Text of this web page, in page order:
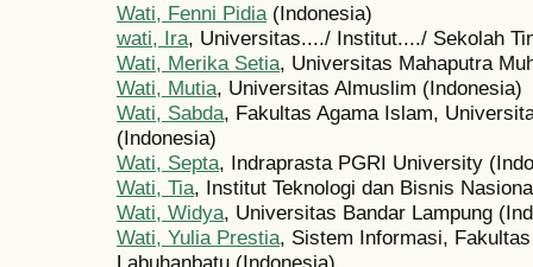
Wati, Fenni Pidia(Indonesia)
wati, Ira, Universitas..../ Institut..../ Sekolah
Wati, Merika Setia, Universitas Mahaputra
Wati, Mutia, Universitas Almuslim (Indonesia)
Wati, Sabda, Fakultas Agama Islam,
(Indonesia)
Wati, Septa, Indraprasta PGRI University
Wati, Tia, Institut Teknologi dan Bisnis
Wati, Widya, Universitas Bandar Lampung
Wati, Yulia Prestia, Sistem Informasi,